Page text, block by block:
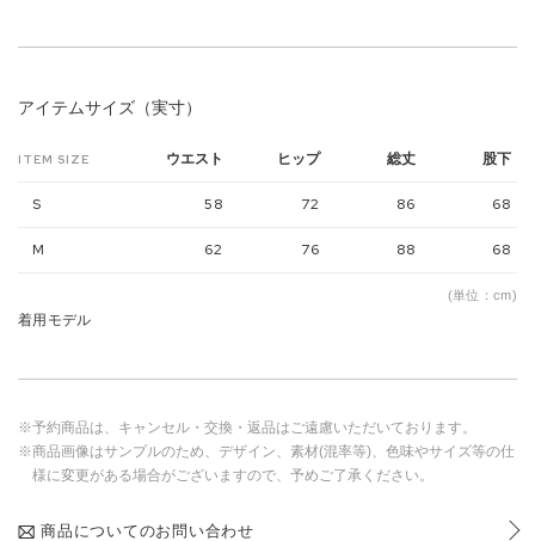
アイテムサイズ（実寸）
ITEM SIZE ウエスト ヒップ 総丈 股下
S 58 72 86 68
M 62 76 88 68
(単位：cm)
着用モデル
※予約商品は、キャンセル・交換・返品はご遠慮いただいております。
※商品画像はサンプルのため、デザイン、素材(混率等)、色味やサイズ等の仕
様に変更がある場合がございますので、予めご了承ください。
商品についてのお問い合わせ